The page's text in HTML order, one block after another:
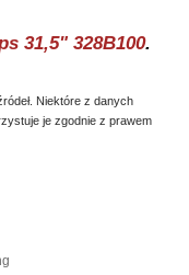
31,5" 328B100.
Niektóre z danych
je zgodnie z prawem